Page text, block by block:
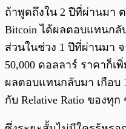
ถ้าพูดถึงใน 2 ปีที่ผ่านมา
Bitcoin ได้ผลตอบแทนกลั
ส่วนในช่วง 1 ปีที่ผ่านมา
50,000 ดอลลาร์ ราคาก็เ
ผลตอบแทนกลับมา เกือบ
กับ Relative Ratio ของทุก